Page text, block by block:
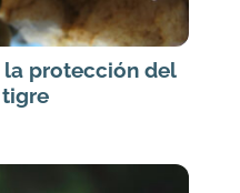
la protección del